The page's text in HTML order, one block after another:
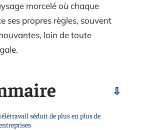
morcelé où chaque
ses propres règles, souvent
loin de toute
séduit de plus en plus de